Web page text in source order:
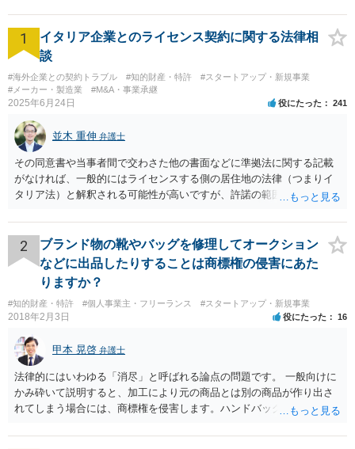
されないように、商標や特許を取得しておきたいとのご相談だったのです
が、お話を伺っていると顧問契約を締結させていただくのが一番良いと判断
しました。というのも、この会社では法律面の不安が事業の障壁になってい
ました。当事務所と顧問契約をいただくことによって、顧問料の範囲内で商
標や特許の申請を行い、日常的に契約書のやビジネスモデルの法的レビュー
も行うことによってできると判断したためです。そこで、顧問契約をしてい
ービス提供にとどまらず、継続的にサポートさせていただけることは、当事
務所にとっても大きな喜びです。
1
イタリア企業とのライセンス契約に関する法律相
談
#海外企業との契約トラブル #知的財産・特許
#スタートアップ・新規事業
#メーカー・製造業
#M&A・事業承継
2025年6月24日 役にたった 241
並木 重伸 弁護士
その同意書や当事者間で交わさた他の書面などに準拠法に関する記載
がなければ、一般的にはライセンスする側の居住地の法律（つまりイ
タリア法）と解釈される可能性が高いですが、許諾の範囲が日本国内
あります。 なお、仮に日本法になるとしても、新しい会社との間で契
約が有効かどうかは、ライセンスされた権利の種類（著作権、商標
権、特許権など）や契約の時期などを見て判断する必要があります。
いずれにせよ具体的事情が分からないと確定的な回答は難しいと思わ
れますので、弁護士に直接相談されることをお勧めします。
2
ブランド物の靴やバッグを修理してオークション
などに出品したりすることは商標権の侵害にあた
りますか？
#知的財産・特許 #個人事業主・フリーランス #スタートアップ・新規事業
2018年2月3日 役にたった 16
甲本 晃啓 弁護士
法律的にはいわゆる「消尽」と呼ばれる論点の問題です。 一般向けに
かみ砕いて説明すると、加工により元の商品とは別の商品が作り出さ
れてしまう場合には、商標権を侵害します。ハンドバッグをポーチに
ための加工（一般にいう修理）は、商標権を侵害しません。 商標権者